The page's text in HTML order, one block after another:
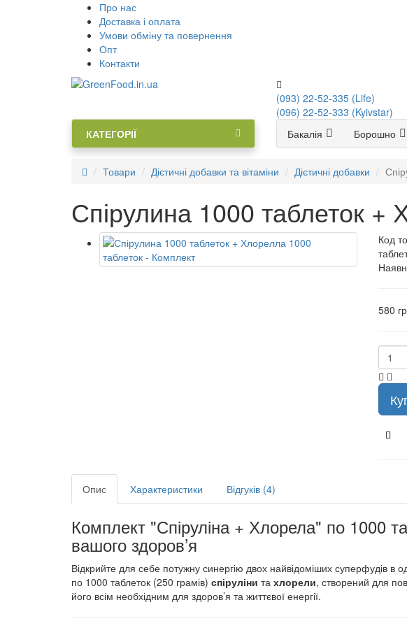
Про нас
Доставка і оплата
Умови обміну та повернення
Опт
Контакти
(093) 22-52-335 (Life)
(096) 22-52-333 (Kyivstar)
КАТЕГОРІЇ Бакалія Борошно
Товари Дієтичні добавки та вітаміни Дієтичні добавки
Спірулина 1000 таблеток +
Код
580
Опис Характеристики Відгуків (4)
Комплект "Спіруліна + Хлорела" по 1000
вашого здоров’я
Відкрийте для себе потужну синергію двох найвідоміших суперфудів в
по 1000 таблеток (250 грамів) спіруліни та хлорели, створений для
його всім необхідним для здоров’я та життєвої енергії.